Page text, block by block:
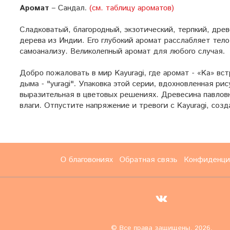
Аромат – Сандал. (см. таблицу ароматов)
Сладковатый, благородный, экзотический, терпкий,
дерева из Индии. Его глубокий аромат расслабляет
самоанализу. Великолепный аромат для любого случая.
Добро пожаловать в мир Kayuragi, где аромат - «Ka»
дыма - "yuragi". Упаковка этой серии, вдохновленная
выразительная в цветовых решениях. Древесина
влаги. Отпустите напряжение и тревоги с Kayuragi,
О благовониях Обратная связь